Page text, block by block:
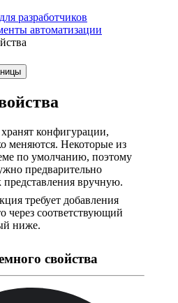
разработчиков
автоматизации
конфигурации,
меняются. Некоторые из
по умолчанию, поэтому
предварительно
представления вручную.
требует добавления
через соответствующий
ниже.
свойства